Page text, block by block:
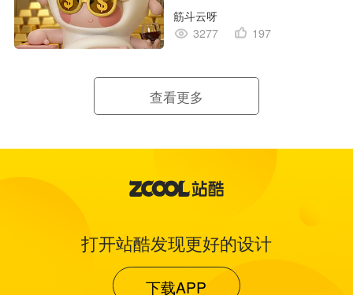
筋斗云呀
3277
197
查看更多
打开站酷发现更好的设计
下载APP